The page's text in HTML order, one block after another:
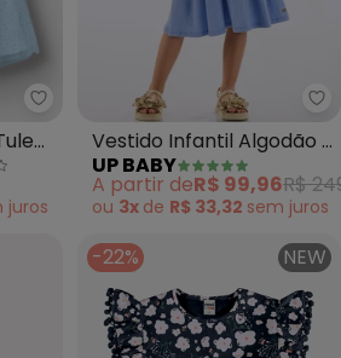
Carinhoso - Vestido Amplo em
juros
Vestido Infantil Algodão e
Elastano (Azul)
UP BABY
A partir deR$ 99,96R$
ou 3x de R$ 33,32 sem juros
-22% NEW